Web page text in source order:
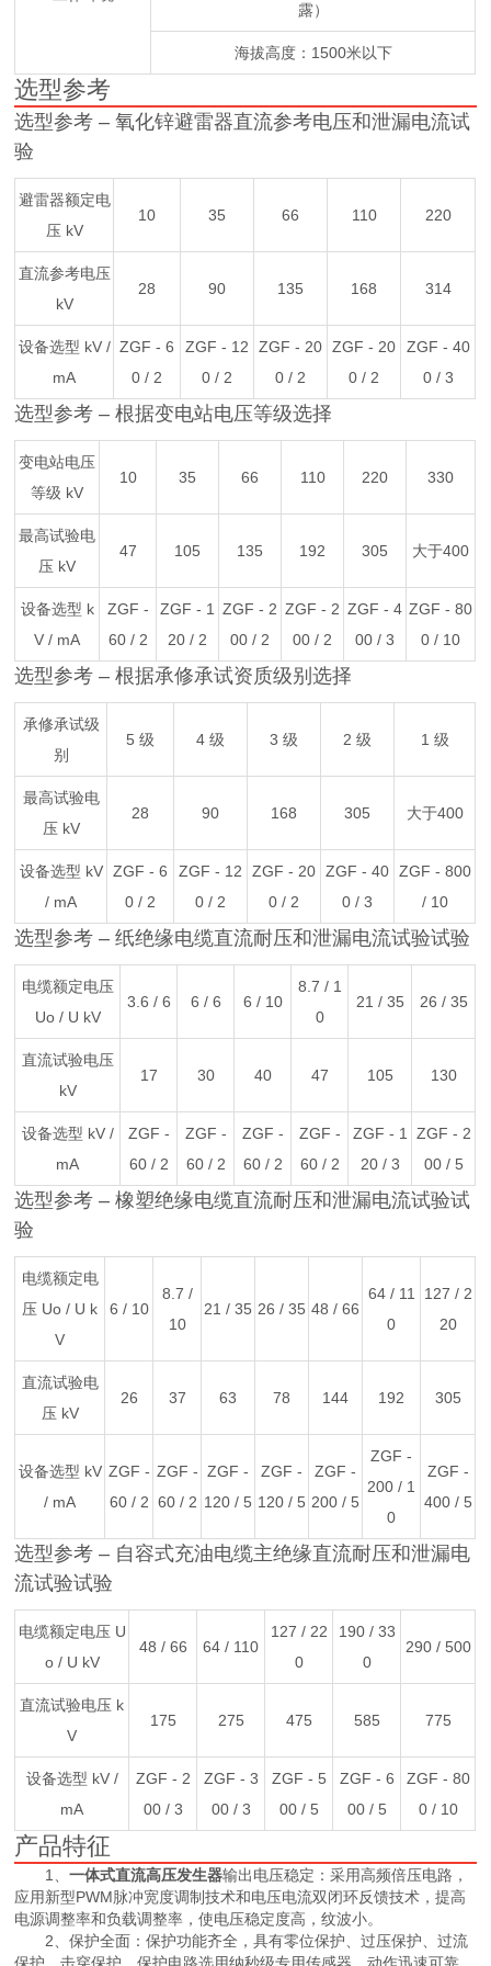
露）
海拔高度：1500米以下
选型参考
选型参考 – 氧化锌避雷器直流参考电压和泄漏电流试
验
避雷器额定电
压 kV
10 35 66 110 220
直流参考电压
kV
28 90 135 168 314
设备选型 kV /
mA
ZGF - 6
0 / 2
ZGF - 12
0 / 2
ZGF - 20
0 / 2
ZGF - 20
0 / 2
ZGF - 40
0 / 3
选型参考 – 根据变电站电压等级选择
变电站电压
等级 kV
10 35 66 110 220 330
最高试验电
压 kV
47 105 135 192 305 大于400
设备选型 k
V / mA
ZGF -
60 / 2
ZGF - 1
20 / 2
ZGF - 2
00 / 2
ZGF - 2
00 / 2
ZGF - 4
00 / 3
ZGF - 80
0 / 10
选型参考 – 根据承修承试资质级别选择
承修承试级
别
5 级 4 级 3 级 2 级 1 级
最高试验电
压 kV
28 90 168 305 大于400
设备选型 kV
/ mA
ZGF - 6
0 / 2
ZGF - 12
0 / 2
ZGF - 20
0 / 2
ZGF - 40
0 / 3
ZGF - 800
/ 10
选型参考 – 纸绝缘电缆直流耐压和泄漏电流试验试验
电缆额定电压
Uo / U kV
3.6 / 6 6 / 6 6 / 10
8.7 / 1
0
21 / 35 26 / 35
直流试验电压
kV
17 30 40 47 105 130
设备选型 kV /
mA
ZGF -
60 / 2
ZGF -
60 / 2
ZGF -
60 / 2
ZGF -
60 / 2
ZGF - 1
20 / 3
ZGF - 2
00 / 5
选型参考 – 橡塑绝缘电缆直流耐压和泄漏电流试验试
验
电缆额定电
压 Uo / U k
V
6 / 10
8.7 /
10
21 / 35 26 / 35 48 / 66
64 / 11
0
127 / 2
20
直流试验电
压 kV
26 37 63 78 144 192 305
设备选型 kV
/ mA
ZGF -
60 / 2
ZGF -
60 / 2
ZGF -
120 / 5
ZGF -
120 / 5
ZGF -
200 / 5
ZGF -
200 / 1
0
ZGF -
400 / 5
选型参考 – 自容式充油电缆主绝缘直流耐压和泄漏电
流试验试验
电缆额定电压 U
o / U kV
48 / 66 64 / 110
127 / 22
0
190 / 33
0
290 / 500
直流试验电压 k
V
175 275 475 585 775
设备选型 kV /
mA
ZGF - 2
00 / 3
ZGF - 3
00 / 3
ZGF - 5
00 / 5
ZGF - 6
00 / 5
ZGF - 80
0 / 10
产品特征
1、一体式直流高压发生器输出电压稳定：采用高频倍压电路，
应用新型PWM脉冲宽度调制技术和电压电流双闭环反馈技术，提高
电源调整率和负载调整率，使电压稳定度高，纹波小。
2、保护全面：保护功能齐全，具有零位保护、过压保护、过流